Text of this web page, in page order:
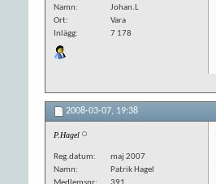
Namn
Johan.L
Ort
Vara
Inlägg
7 178
2008-03-07, 19:38
P.Hagel
Reg.datum
maj 2007
Namn
Patrik Hagel